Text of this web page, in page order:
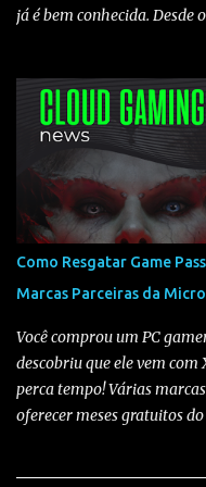
já é bem conhecida. Desde
Analisando os últimos
22 ➡️ 23/06/2022
(Somente Game Pass) -
🔹EA FC 24 ➡️ 25/06/2024
12/06/2025 (Game Pass e
26? Observando o
costumam chegar ao
uma data oficial definida,
padrão, sendo adicionados
nisso, é bem provável que o
Como Resgatar Game
Marcas Parceiras da
Você comprou um PC
descobriu que ele vem com
perca tempo! Várias
oferecer meses gratuitos